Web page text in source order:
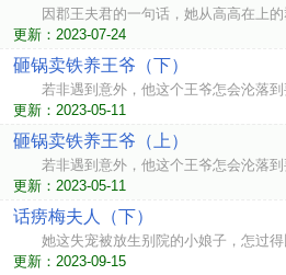
因郡王夫君的一句话，她从高高在上
更新：2023-07-24
砸锅卖铁养王爷（下）
若非遇到意外，他这个王爷怎会沦落
更新：2023-05-11
砸锅卖铁养王爷（上）
若非遇到意外，他这个王爷怎会沦落
更新：2023-05-11
话痨梅夫人（下）
她这失宠被放生别院的小娘子，怎过
更新：2023-09-15